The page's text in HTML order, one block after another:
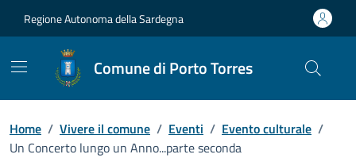
Regione Autonoma della Sardegna
Comune di Porto Torres
Home / Vivere il comune / Eventi / Evento culturale /
Un Concerto lungo un Anno...parte seconda